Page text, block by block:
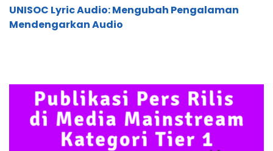
UNISOC Lyric Audio: Mengubah Pengalaman
Mendengarkan Audio